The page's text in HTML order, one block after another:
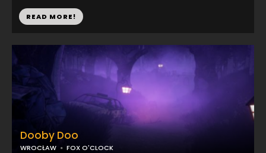
Dooby Doo
WROCŁAW FOX O'CLOCK
READ MORE!